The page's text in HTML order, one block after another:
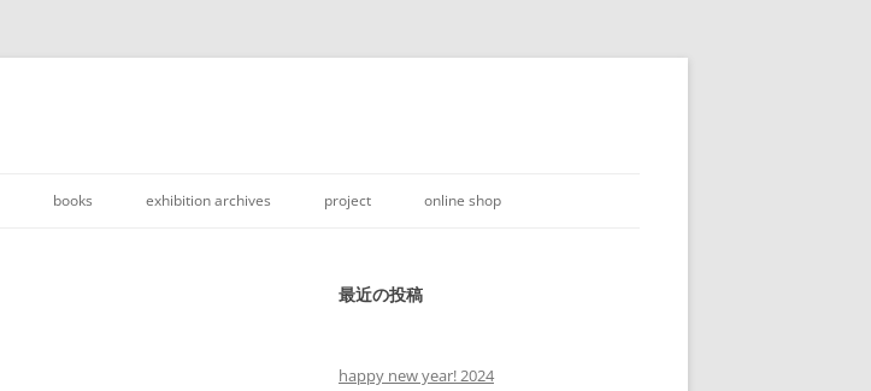
ン
books exhibition archives project online shop
最近の投稿
happy new year! 2024